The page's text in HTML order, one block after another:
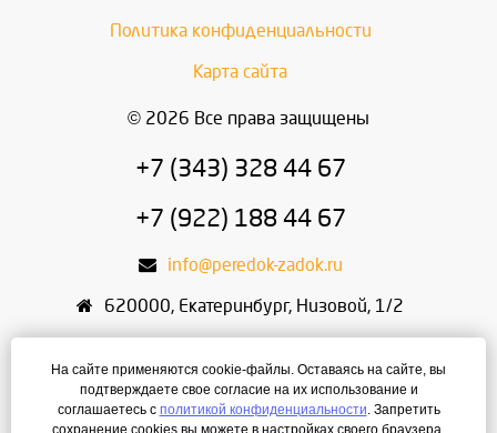
Политика конфиденциальности
Карта сайта
© 2026 Все права защищены
+7 (343) 328 44 67
+7 (922) 188 44 67
info@peredok-zadok.ru
620000, Екатеринбург, Низовой, 1/2
ИНН: 666400495321
ОГРН: 304667436400168
На сайте применяются cookie-файлы. Оставаясь на сайте, вы
подтверждаете свое согласие на их использование и
соглашаетесь с политикой конфиденциальности. Запретить
сохранение cookies вы можете в настройках своего браузера.